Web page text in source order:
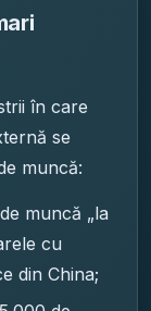
în care
se
muncă:
muncă „la
cu
din China;